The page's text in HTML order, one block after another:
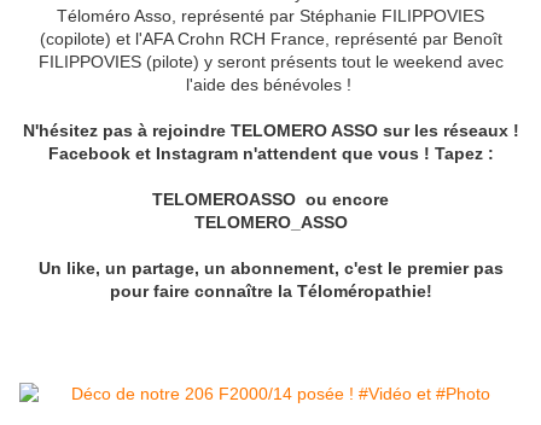
Téloméro Asso, représenté par Stéphanie FILIPPOVIES
(copilote) et l'AFA Crohn RCH France, représenté par Benoît
FILIPPOVIES (pilote) y seront présents tout le weekend avec
l'aide des bénévoles !
N'hésitez pas à rejoindre TELOMERO ASSO sur les réseaux !
Facebook et Instagram n'attendent que vous ! Tapez :
TELOMEROASSO ou encore
TELOMERO_ASSO
Un like, un partage, un abonnement, c'est le premier pas
pour faire connaître la Téloméropathie!